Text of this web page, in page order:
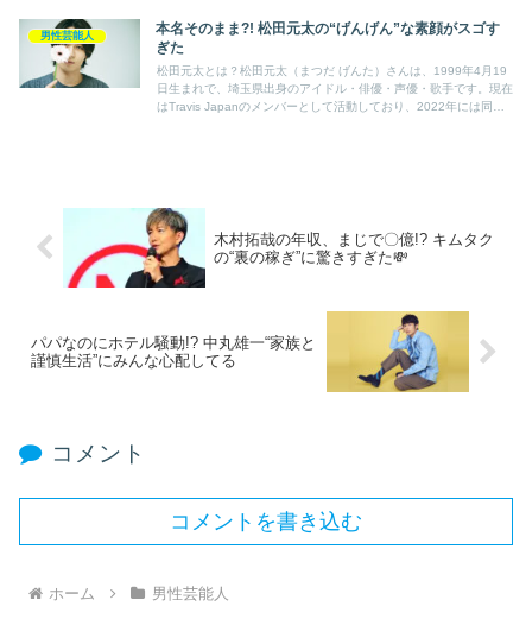
男性芸能人
本名そのまま?! 松田元太の“げんげん”な素顔がスゴす
ぎた
松田元太とは？松田元太（まつだ げんた）さんは、1999年4月19
日生まれで、埼玉県出身のアイドル・俳優・声優・歌手です。現在
はTravis Japanのメンバーとして活動しており、2022年には同グ
木村拓哉の年収、まじで〇億!? キムタク
の“裏の稼ぎ”に驚きすぎた💸
パパなのにホテル騒動!? 中丸雄一“家族と
謹慎生活”にみんな心配してる
コメント
コメントを書き込む
ホーム 男性芸能人